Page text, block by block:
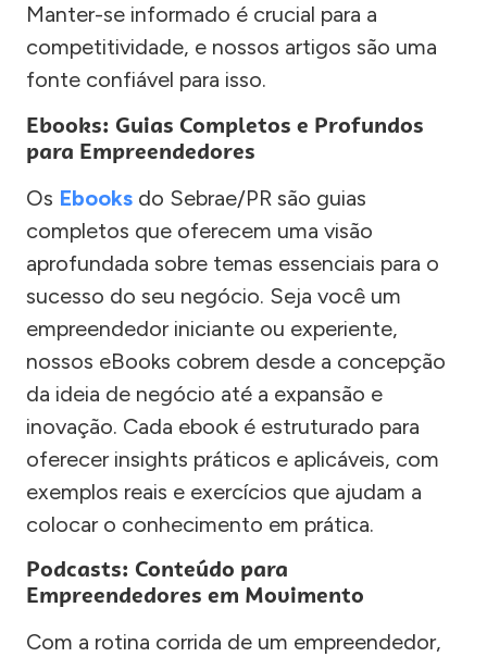
Manter-se informado é crucial para a
competitividade, e nossos artigos são uma
fonte confiável para isso.
Ebooks: Guias Completos e Profundos
para Empreendedores
Os Ebooks do Sebrae/PR são guias
completos que oferecem uma visão
aprofundada sobre temas essenciais para o
sucesso do seu negócio. Seja você um
empreendedor iniciante ou experiente,
nossos eBooks cobrem desde a concepção
da ideia de negócio até a expansão e
inovação. Cada ebook é estruturado para
oferecer insights práticos e aplicáveis, com
exemplos reais e exercícios que ajudam a
colocar o conhecimento em prática.
Podcasts: Conteúdo para
Empreendedores em Movimento
Com a rotina corrida de um empreendedor,